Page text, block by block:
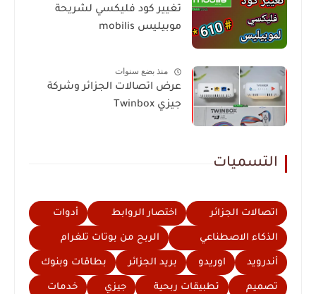
تغيير كود فليكسي لشريحة
موبيليس mobilis
منذ بضع سنوات
عرض اتصالات الجزائر وشركة
جيزي Twinbox
التسميات
اتصالات الجزائر اختصار الروابط أدوات
الذكاء الاصطناعي الربح من بوتات تلغرام
أندرويد اوريدو بريد الجزائر بطاقات وبنوك
تصميم تطبيقات ربحية جيزي خدمات